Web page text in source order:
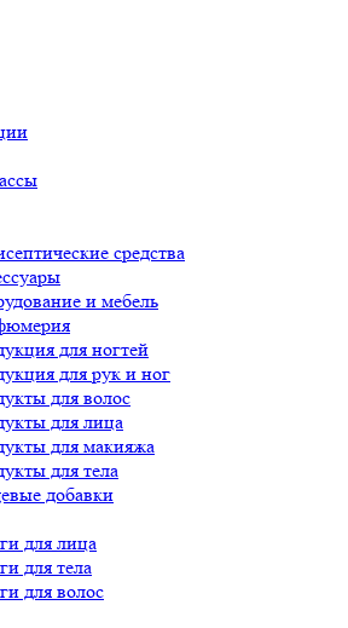
средства
и мебель
для ногтей
для рук и ног
для волос
для лица
для макияжа
для тела
добавки
для лица
для тела
для волос